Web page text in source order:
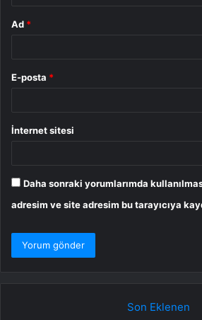
Ad *
E-posta *
İnternet sitesi
Daha sonraki yorumlarımda
adresim ve site adresim bu tarayıcıya
Son Eklenen